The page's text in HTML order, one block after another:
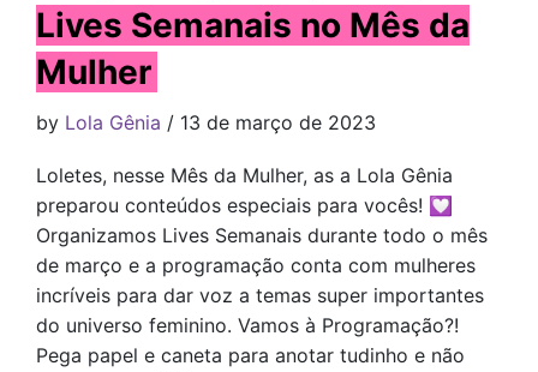
Lives Semanais no Mês da
Mulher
by Lola Gênia / 13 de março de 2023
Loletes, nesse Mês da Mulher, as a Lola Gênia
preparou conteúdos especiais para vocês! 💟
Organizamos Lives Semanais durante todo o mês
de março e a programação conta com mulheres
incríveis para dar voz a temas super importantes
do universo feminino. Vamos à Programação?!
Pega papel e caneta para anotar tudinho e não